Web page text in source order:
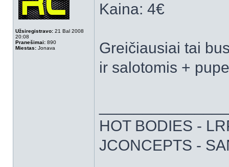
Užsiregistravo: 21 Bal 2008
20:08
Pranešimai: 890
Miestas: Jonava
Kaina: 4€
Greičiausiai tai
ir salotomis +
HOT BODIES -
JCONCEPTS -